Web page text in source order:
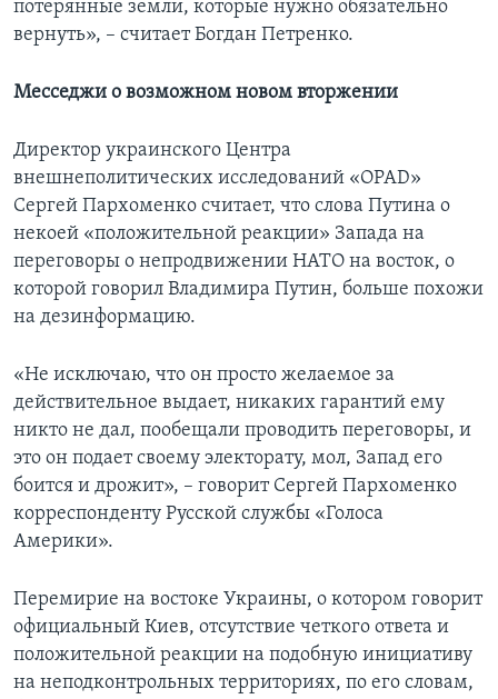
потерянные земли, которые нужно обязательно
вернуть», – считает Богдан Петренко.
Месседжи о возможном новом вторжении
Директор украинского Центра
внешнеполитических исследований «OPAD»
Сергей Пархоменко считает, что слова Путина о
некоей «положительной реакции» Запада на
переговоры о непродвижении НАТО на восток, о
которой говорил Владимира Путин, больше похожи
на дезинформацию.
«Не исключаю, что он просто желаемое за
действительное выдает, никаких гарантий ему
никто не дал, пообещали проводить переговоры, и
это он подает своему электорату, мол, Запад его
боится и дрожит», – говорит Сергей Пархоменко
корреспонденту Русской службы «Голоса
Америки».
Перемирие на востоке Украины, о котором говорит
официальный Киев, отсутствие четкого ответа и
положительной реакции на подобную инициативу
на неподконтрольных территориях, по его словам,